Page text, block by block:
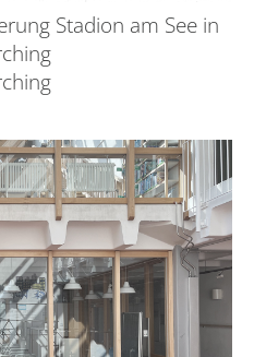
Stadion am See in